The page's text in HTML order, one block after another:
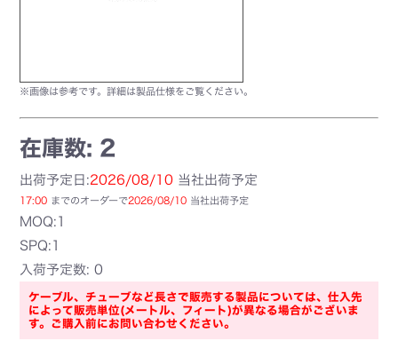
※画像は参考です。詳細は製品仕様をご覧ください。
在庫数: 2
出荷予定日:2026/08/10 当社出荷予定
17:00 までのオーダーで2026/08/10 当社出荷予定
MOQ:1
SPQ:1
入荷予定数: 0
ケーブル、チューブなど長さで販売する製品については、仕入先
によって販売単位(メートル、フィート)が異なる場合がございま
す。ご購入前にお問い合わせください。